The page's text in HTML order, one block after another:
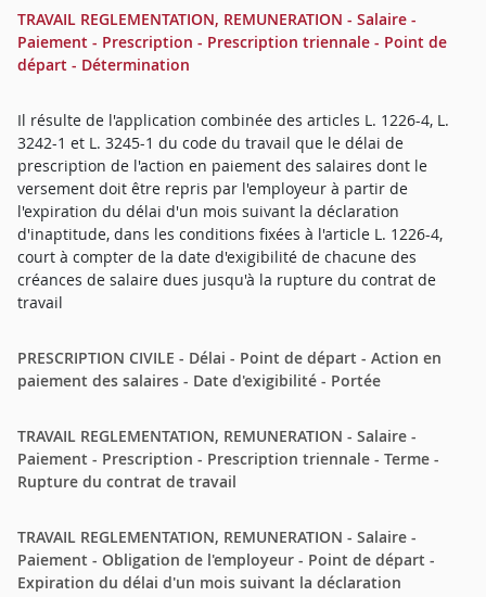
TRAVAIL REGLEMENTATION, REMUNERATION - Salaire -
Paiement - Prescription - Prescription triennale - Point de
départ - Détermination
Il résulte de l'application combinée des articles L. 1226-4, L.
3242-1 et L. 3245-1 du code du travail que le délai de
prescription de l'action en paiement des salaires dont le
versement doit être repris par l'employeur à partir de
l'expiration du délai d'un mois suivant la déclaration
d'inaptitude, dans les conditions fixées à l'article L. 1226-4,
court à compter de la date d'exigibilité de chacune des
créances de salaire dues jusqu'à la rupture du contrat de
travail
PRESCRIPTION CIVILE - Délai - Point de départ - Action en
paiement des salaires - Date d'exigibilité - Portée
TRAVAIL REGLEMENTATION, REMUNERATION - Salaire -
Paiement - Prescription - Prescription triennale - Terme -
Rupture du contrat de travail
TRAVAIL REGLEMENTATION, REMUNERATION - Salaire -
Paiement - Obligation de l'employeur - Point de départ -
Expiration du délai d'un mois suivant la déclaration